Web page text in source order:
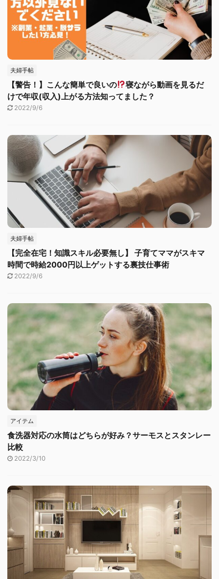
夫婦手帖
【警告！】こんな簡単で良いの
寝ながら動画を見るだ
けで年収(収入)上がる方法知ってました？
2022/9/6
夫婦手帖
【完全在宅！知識スキル必要無し】 子育てママがスキマ
時間で時給2000円以上ゲットする裏技仕事術
2022/9/6
アイテム
食洗器対応の水筒はどちらが好み？サーモスとスタンレー
比較
2022/3/10